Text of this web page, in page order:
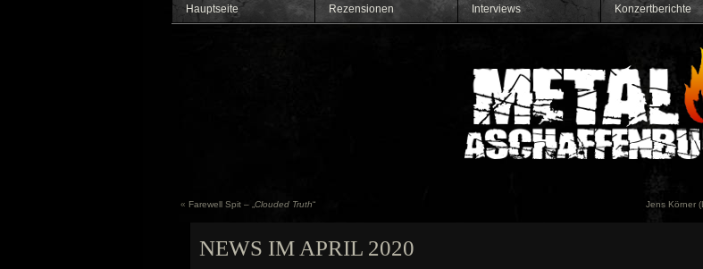
Hauptseite Rezensionen Interviews Konzertberichte
« Farewell Spit – „ Clouded Truth“ Jens Körner
NEWS IM APRIL 2020